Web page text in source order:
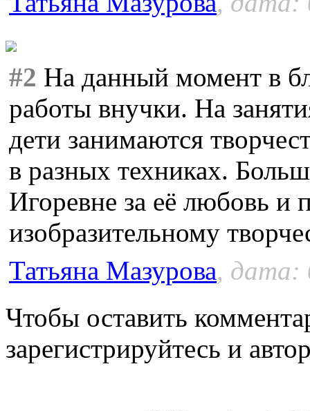
#2 На данный момент в
работы внучки. На
дети занимаются
в разных техниках.
Игоревне за её любовь и
изобразительному
Татьяна Мазурова, дата:
Чтобы оставить
зарегистрируйтесь и